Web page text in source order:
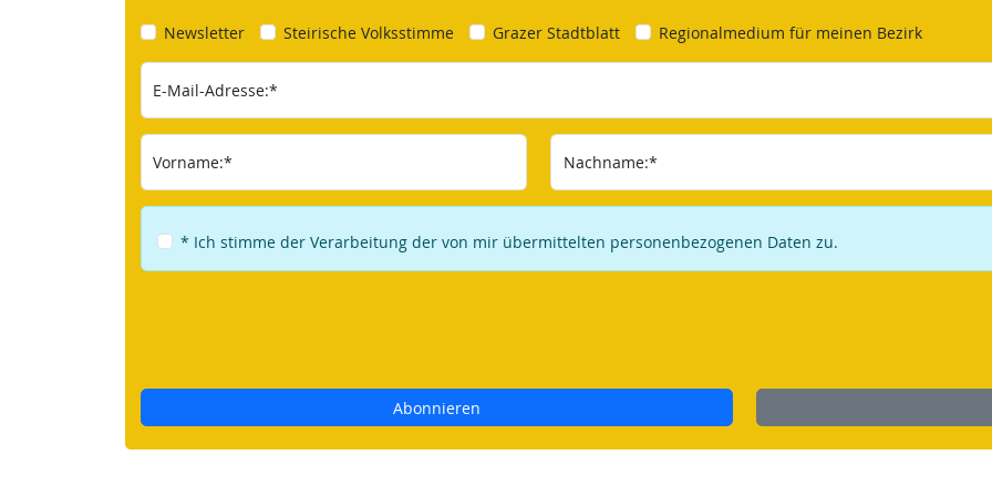
Newsletter
Steirische Volksstimme Grazer Stadtblatt Regionalmedium für meinen Bezirk
E-Mail-Adresse:*
Vorname:* Nachname:*
* Ich stimme der Verarbeitung der von mir übermittelten personenbezogenen Daten zu.
Abonnieren